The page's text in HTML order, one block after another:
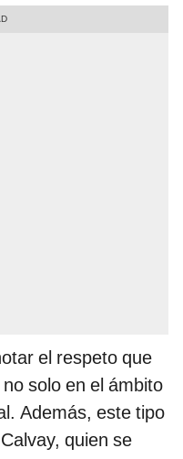
el respeto que
solo en el ámbito
Además, este tipo
quien se